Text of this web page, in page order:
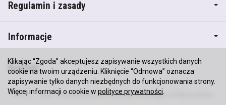
Regulamin i zasady
Informacje
Kontakt
Klikając “Zgoda” akceptujesz zapisywanie wszystkich danych
cookie na twoim urządzeniu. Kliknięcie “Odmowa” oznacza
zapisywanie tylko danych niezbędnych do funkcjonowania strony.
Więcej informacji o cookie w polityce prywatności